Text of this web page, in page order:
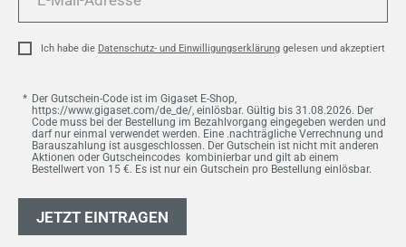
Mail-
Ich habe die Datenschutz- und Einwilligungserklärung gelesen und akzeptiert
Der Gutschein-Code ist im Gigaset E-Shop,
https://www.gigaset.com/de_de/, einlösbar. Gültig bis 31.08.2026. Der
Code muss bei der Bestellung im Bezahlvorgang eingegeben werden und
darf nur einmal verwendet werden. Eine .nachträgliche Verrechnung und
Barauszahlung ist ausgeschlossen. Der Gutschein ist nicht mit anderen
Aktionen oder Gutscheincodes kombinierbar und gilt ab einem
Bestellwert von 15 €. Es ist nur ein Gutschein pro Bestellung einlösbar.
JETZT EINTRAGEN